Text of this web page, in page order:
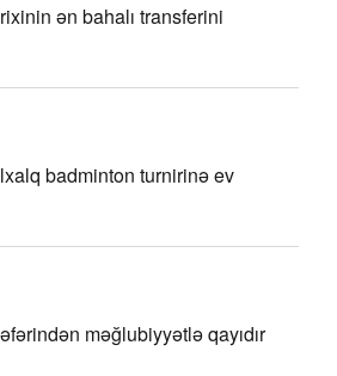
ən bahalı transferini
badminton turnirinə ev
məğlubiyyətlə qayıdır